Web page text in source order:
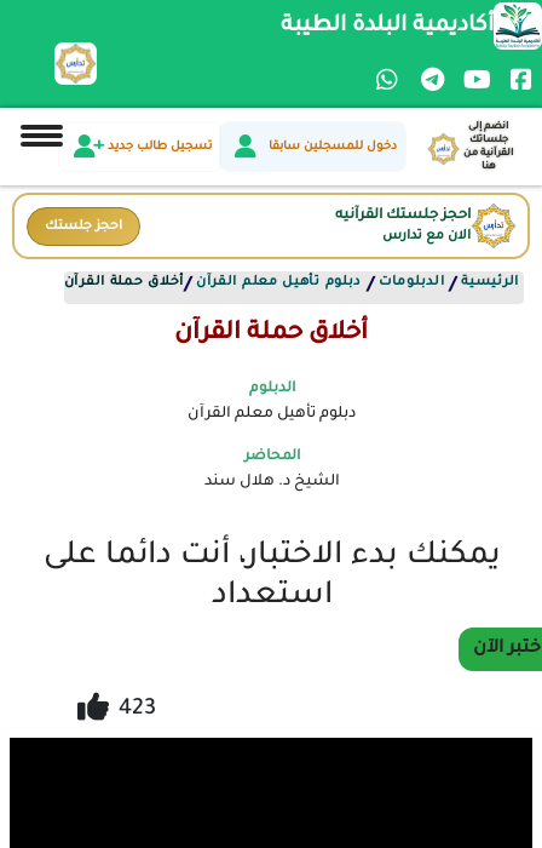
أكاديمية البلدة الطيبة
دخول للمسجلين سابقا تسجيل طالب جديد
انضم إلى
جلساتك
القرآنية من
هنا
احجز جلستك القرآنيه
الان مع تدارس
احجز جلستك
الرئيسية / الدبلومات / دبلوم تأهيل معلم القرآن /أخلاق حملة القرآن
أخلاق حملة القرآن
الدبلوم
دبلوم تأهيل معلم القرآن
المحاضر
الشيخ د. هلال سند
يمكنك بدء الاختبار، أنت دائما على
استعداد
الآن
423